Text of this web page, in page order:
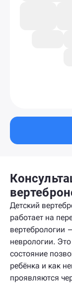
Детский
работает на
вертебрологии
неврологии.
состояние
ребёнка и как
проявляются